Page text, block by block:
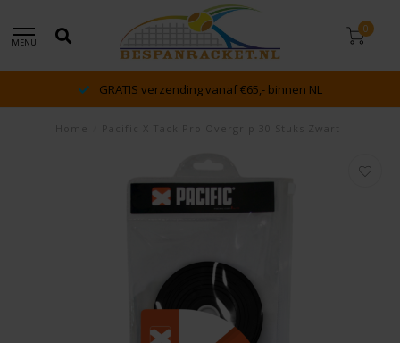
MENU
0
GRATIS verzending vanaf €65,- binnen NL